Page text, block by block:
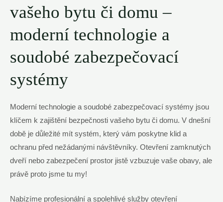
vašeho bytu či domu –
moderní technologie a
soudobé zabezpečovací
systémy
Moderní technologie a soudobé zabezpečovací systémy jsou
klíčem k zajištění bezpečnosti vašeho bytu či domu. V dnešní
době je důležité mít systém, který vám poskytne klid a
ochranu před nežádanými návštěvníky. Otevření zamknutých
dveří nebo zabezpečení prostor jistě vzbuzuje vaše obavy, ale
právě proto jsme tu my!
Nabízíme profesionální a spolehlivé služby otevření